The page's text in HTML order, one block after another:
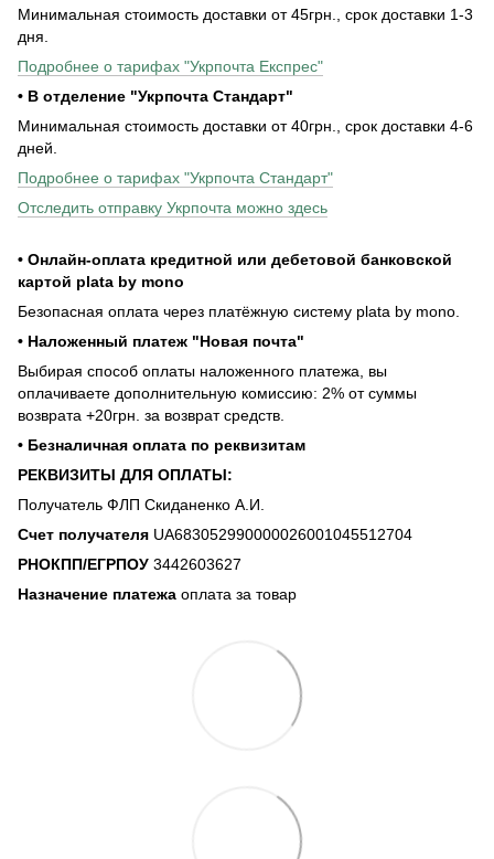
Минимальная стоимость доставки от 45грн., срок доставки 1-3
дня.
Подробнее о тарифах "Укрпочта Експрес"
• В отделение "Укрпочта Стандарт"
Минимальная стоимость доставки от 40грн., срок доставки 4-6
дней.
Подробнее о тарифах "Укрпочта Стандарт"
Отследить отправку Укрпочта можно здесь
• Онлайн-оплата кредитной или дебетовой банковской
картой plata by mono
Безопасная оплата через платёжную систему plata by mono.
• Наложенный платеж "Новая почта"
Выбирая способ оплаты наложенного платежа, вы
оплачиваете дополнительную комиссию: 2% от суммы
возврата +20грн. за возврат средств.
• Безналичная оплата по реквизитам
РЕКВИЗИТЫ ДЛЯ ОПЛАТЫ:
Получатель ФЛП Скиданенко А.И.
Счет получателя UA683052990000026001045512704
РНОКПП/ЕГРПОУ 3442603627
Назначение платежа оплата за товар